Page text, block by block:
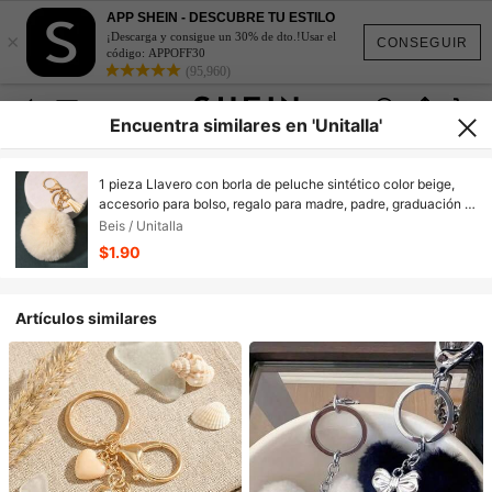
CONSEGUIR
×
APP SHEIN - DESCUBRE TU ESTILO
¡Descarga y consigue un 30% de dto.!Usar el
código: APPOFF30
(95,960)
Encuentra similares en 'Unitalla'
1 pieza Llavero con borla de peluche sintético color beige,
accesorio para bolso, regalo para madre, padre, graduación y
maestro
Beis / Unitalla
$1.90
Artículos similares